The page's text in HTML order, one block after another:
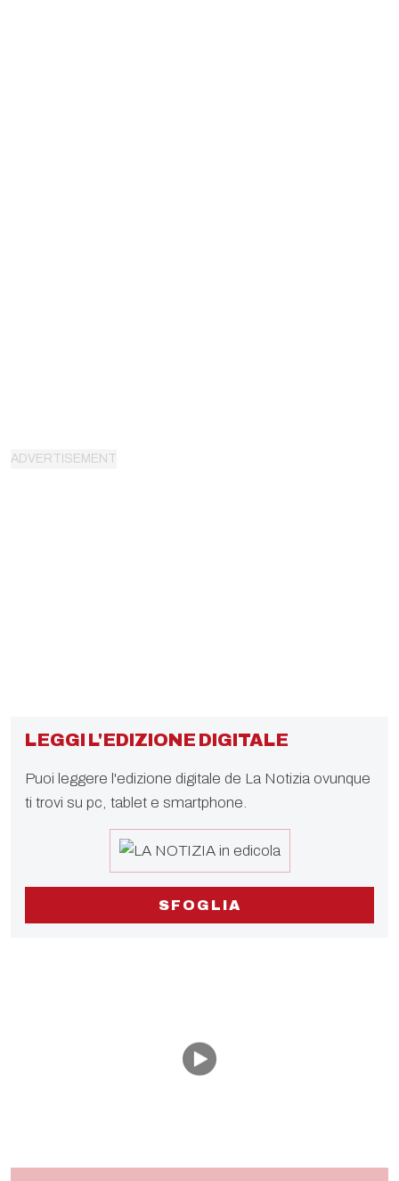
LEGGI L'EDIZIONE DIGITALE
Puoi leggere l'edizione digitale de La Notizia ovunque
ti trovi su pc, tablet e smartphone.
SFOGLIA